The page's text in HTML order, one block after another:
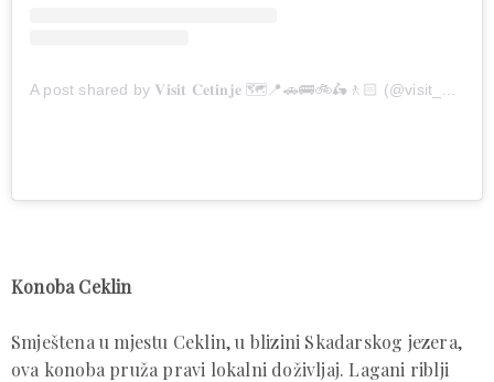
Konoba Ceklin
Smještena u mjestu Ceklin, u blizini Skadarskog jezera,
ova konoba pruža pravi lokalni doživljaj. Lagani riblji